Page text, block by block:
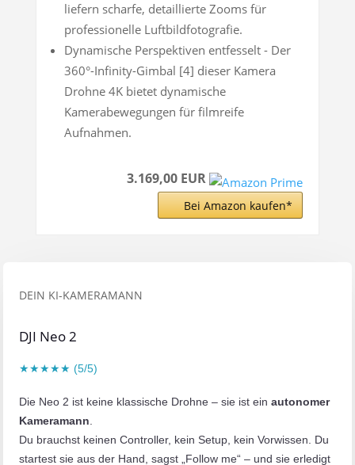
liefern scharfe, detaillierte Zooms für
professionelle Luftbildfotografie.
Dynamische Perspektiven entfesselt - Der
360°-Infinity-Gimbal [4] dieser Kamera
Drohne 4K bietet dynamische
Kamerabewegungen für filmreife
Aufnahmen.
3.169,00 EUR
Bei Amazon kaufen*
DEIN KI-KAMERAMANN
DJI Neo 2
★★★★★ (5/5)
Die Neo 2 ist keine klassische Drohne – sie ist einautonomer
Kameramann.
Du brauchst keinen Controller, kein Setup, kein Vorwissen. Du
startest sie aus der Hand, sagst „Follow me“ – und sie erledigt